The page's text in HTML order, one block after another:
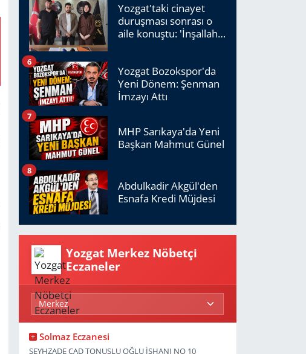
Yozgat'taki cinayet
duruşması sonrası o
aile konuştu: 'İnşallah
Yozgat Bozokspor'da
Yeni Dönem: Şenman
İmzayı Attı
6
MHP Sarıkaya'da Yeni
Başkan Mahmut Günel
7
Abdulkadir Akgül'den
Esnafa Kredi Müjdesi
8
Yozgat Merkez Nöbetçi
Eczaneler
Solmaz Eczanesi
ŞEYHZADE CAD TONUSLU OĞLU İŞHANI NO 10